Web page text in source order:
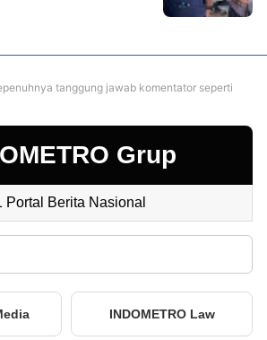
tanggung jawab komentator seperti
Grup
Portal Berita Nasional
INDOMETRO Law